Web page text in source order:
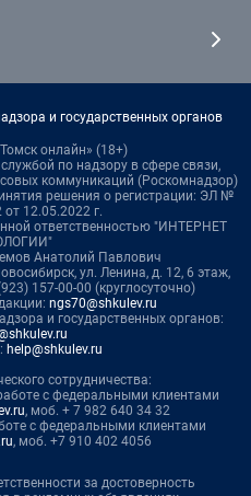
и государственных органов
онлайн» (18+)
по надзору в сфере связи,
коммуникаций (Роскомнадзор)
решения о регистрации: ЭЛ №
12.05.2022 г.
ответственностью "ИНТЕРНЕТ
Анатолий Павлович
ул. Ленина, д. 12, 6 этаж,
157-00-00 (круглосуточно)
ngs70@shkulev.ru
и государственных органов:
help@shkulev.ru
сотрудничества:
с федеральными клиентами
, моб. + 7 982 640 34 32
с федеральными клиентами
, моб. +7 910 402 4056
за достоверность